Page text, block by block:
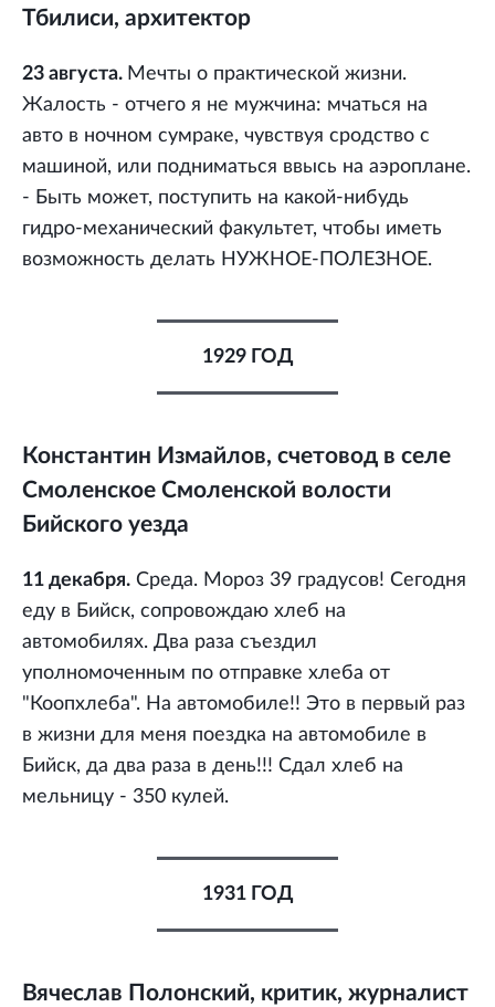
Тбилиси, архитектор
23 августа. Мечты о практической жизни.
Жалость - отчего я не мужчина: мчаться на
авто в ночном сумраке, чувствуя сродство с
машиной, или подниматься ввысь на аэроплане.
- Быть может, поступить на какой-нибудь
гидро-механический факультет, чтобы иметь
возможность делать НУЖНОЕ-ПОЛЕЗНОЕ.
1929 ГОД
Константин Измайлов, счетовод в селе
Смоленское Смоленской волости
Бийского уезда
11 декабря. Среда. Мороз 39 градусов! Сегодня
еду в Бийск, сопровождаю хлеб на
автомобилях. Два раза съездил
уполномоченным по отправке хлеба от
"Коопхлеба". На автомобиле!! Это в первый раз
в жизни для меня поездка на автомобиле в
Бийск, да два раза в день!!! Сдал хлеб на
мельницу - 350 кулей.
1931 ГОД
Вячеслав Полонский, критик, журналист